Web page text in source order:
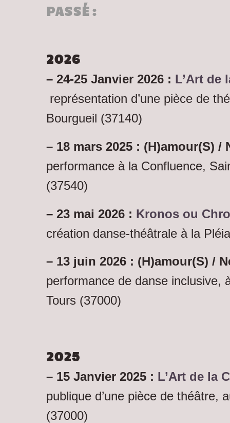
PASSÉ :
2026
– 24-25 Janvier 2026 : L’Art de
représentation d’une pièce de
Bourgueil (37140)
– 18 mars 2025 : (H)amour(S) /
performance à la Confluence,
(37540)
– 23 mai 2026 : Kronos ou
création danse-théâtrale à la
– 13 juin 2026 : (H)amour(S) /
performance de danse inclusive,
Tours (37000)
2025
– 15 Janvier 2025 : L’Art de la
publique d’une pièce de théâtre,
(37000)